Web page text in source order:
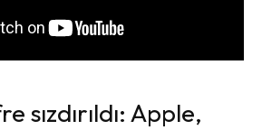
sızdırıldı: Apple,